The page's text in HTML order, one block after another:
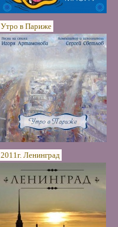
Утро в Париже
2011г. Ленинград